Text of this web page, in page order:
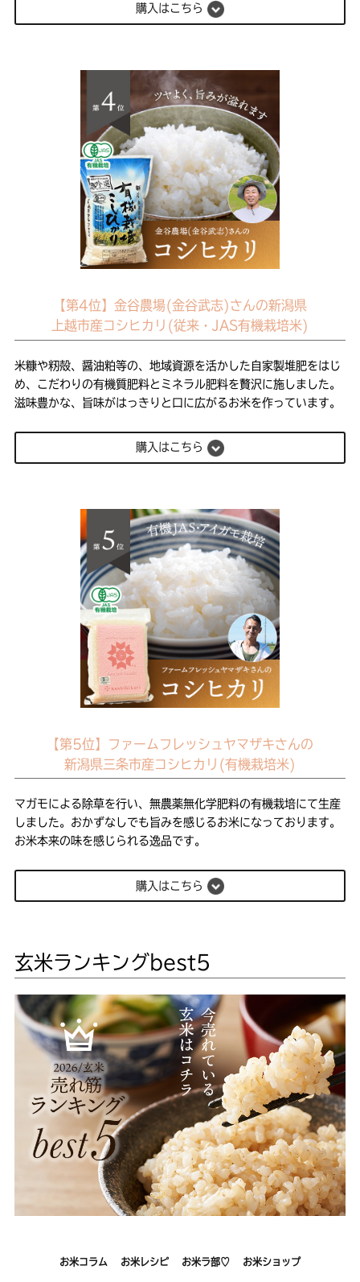
購入はこちら
【第4位】金谷農場(金谷武志)さんの新潟県
上越市産コシヒカリ(従来・JAS有機栽培米)
米糠や籾殻、醤油粕等の、地域資源を活かした自家製堆肥をはじ
め、こだわりの有機質肥料とミネラル肥料を贅沢に施しました。
滋味豊かな、旨味がはっきりと口に広がるお米を作っています。
購入はこちら
【第5位】ファームフレッシュヤマザキさんの
新潟県三条市産コシヒカリ(有機栽培米)
マガモによる除草を行い、無農薬無化学肥料の有機栽培にて生産
しました。おかずなしでも旨みを感じるお米になっております。
お米本来の味を感じられる逸品です。
購入はこちら
玄米ランキングbest5
お米コラム お米レシピ お米ラ部♡ お米ショップ